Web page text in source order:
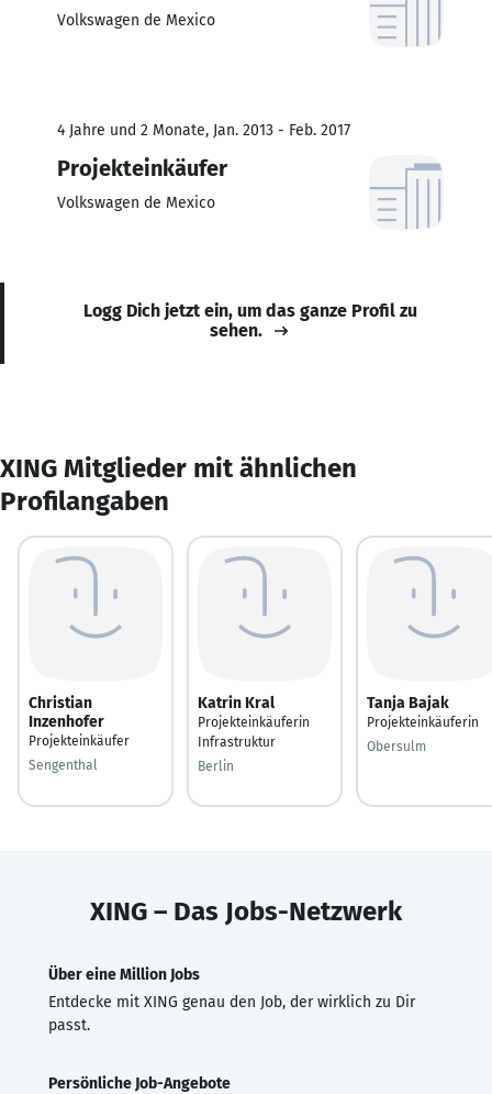
Volkswagen de Mexico
4 Jahre und 2 Monate, Jan. 2013 - Feb. 2017
Projekteinkäufer
Volkswagen de Mexico
Logg Dich jetzt ein, um das ganze Profil zu
sehen.
XING Mitglieder mit ähnlichen
Profilangaben
Christian
Inzenhofer
Projekteinkäufer
Sengenthal
Katrin Kral
Projekteinkäuferin
Infrastruktur
Berlin
Tanja Bajak
Projekteinkäuferin
Obersulm
XING – Das Jobs-Netzwerk
Über eine Million Jobs
Entdecke mit XING genau den Job, der wirklich zu Dir
passt.
Persönliche Job-Angebote